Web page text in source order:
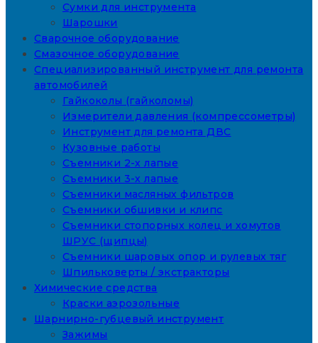
Сумки для инструмента
Шарошки
Сварочное оборудование
Смазочное оборудование
Специализированный инструмент для ремонта
автомобилей
Гайкоколы (гайколомы)
Измерители давления (компрессометры)
Инструмент для ремонта ДВС
Кузовные работы
Съемники 2-х лапые
Съемники 3-х лапые
Съемники масляных фильтров
Съемники обшивки и клипс
Съемники стопорных колец и хомутов
ШРУС (щипцы)
Съемники шаровых опор и рулевых тяг
Шпильковерты / экстракторы
Химические средства
Краски аэрозольные
Шарнирно-губцевый инструмент
Зажимы